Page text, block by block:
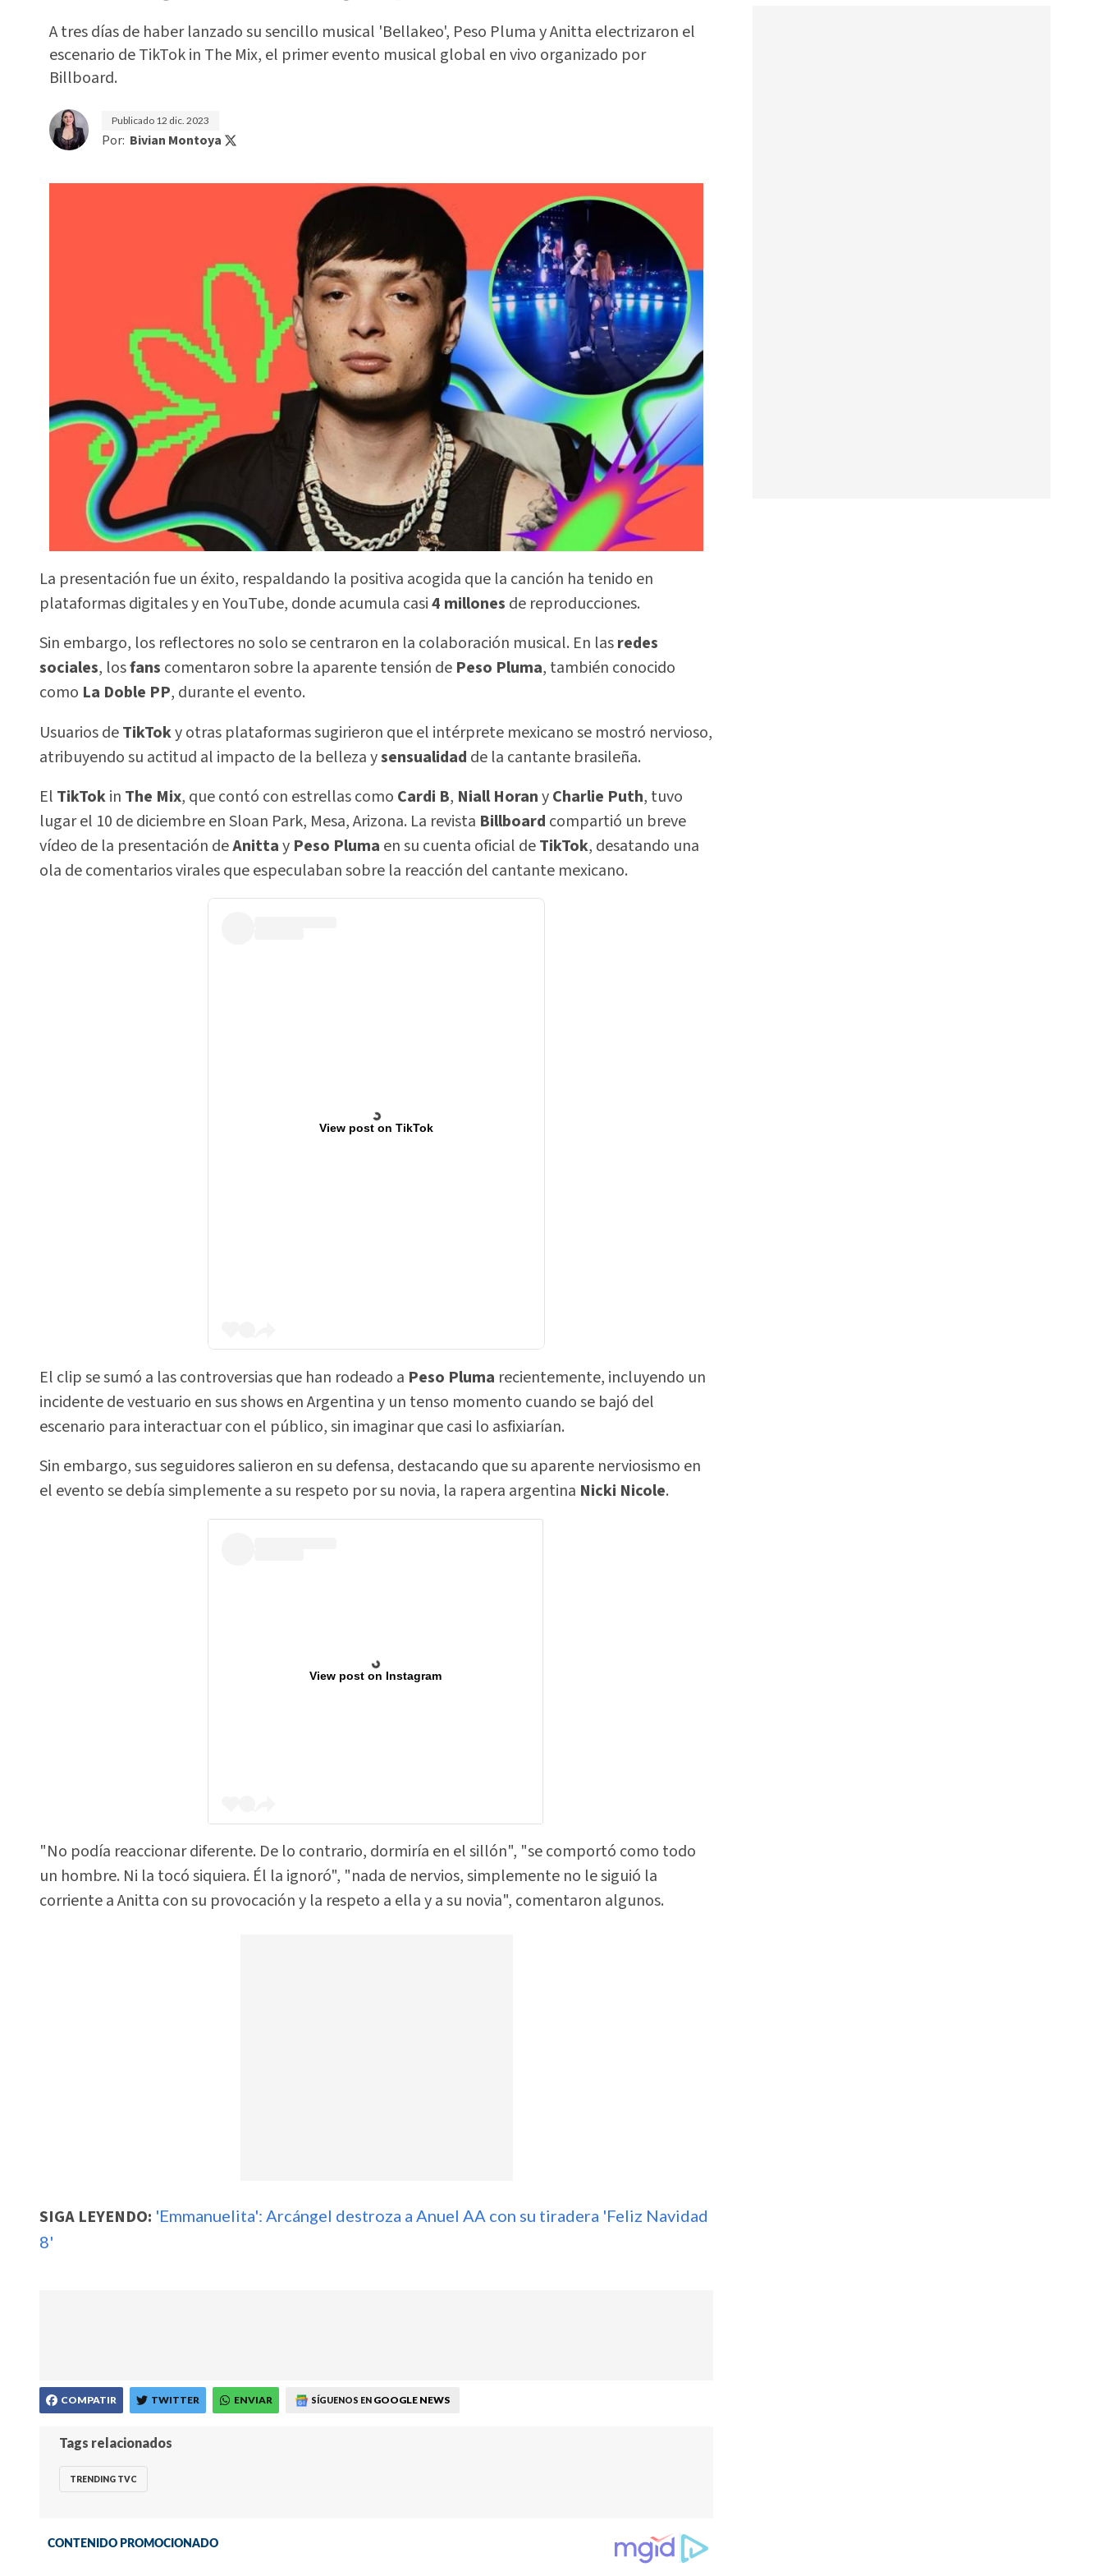
A tres días de haber lanzado su sencillo musical 'Bellakeo', Peso Pluma y Anitta electrizaron el
escenario de TikTok in The Mix, el primer evento musical global en vivo organizado por
Billboard.
Publicado 12 dic. 2023
Por: Bivian Montoya
La presentación fue un éxito, respaldando la positiva acogida que la canción ha tenido en
plataformas digitales y en YouTube, donde acumula casi4 millones de reproducciones.
Sin embargo, los reflectores no solo se centraron en la colaboración musical. En lasredes
sociales, losfans comentaron sobre la aparente tensión de Peso Pluma, también conocido
como La Doble PP, durante el evento.
Usuarios deTikToky otras plataformas sugirieron que el intérprete mexicano se mostró nervioso,
atribuyendo su actitud al impacto de la belleza ysensualidad de la cantante brasileña.
El TikTokin The Mix, que contó con estrellas como Cardi B, Niall HoranyCharlie Puth, tuvo
lugar el 10 de diciembre en Sloan Park, Mesa, Arizona. La revista Billboard compartió un breve
vídeo de la presentación deAnittay Peso Pluma en su cuenta oficial deTikTok, desatando una
ola de comentarios virales que especulaban sobre la reacción del cantante mexicano.
View post on TikTok
El clip se sumó a las controversias que han rodeado a Peso Pluma recientemente, incluyendo un
incidente de vestuario en sus shows en Argentina y un tenso momento cuando se bajó del
escenario para interactuar con el público, sin imaginar que casi lo asfixiarían.
Sin embargo, sus seguidores salieron en su defensa, destacando que su aparente nerviosismo en
el evento se debía simplemente a su respeto por su novia, la rapera argentina Nicki Nicole.
View post on Instagram
"No podía reaccionar diferente. De lo contrario, dormiría en el sillón", "se comportó como todo
un hombre. Ni la tocó siquiera. Él la ignoró", "nada de nervios, simplemente no le siguió la
corriente a Anitta con su provocación y la respeto a ella y a su novia", comentaron algunos.
SIGA LEYENDO: 'Emmanuelita': Arcángel destroza a Anuel AA con su tiradera 'Feliz Navidad
8'
COMPATIR TWITTER ENVIAR SÍGUENOS EN GOOGLE NEWS
Tags relacionados
TRENDING TVC